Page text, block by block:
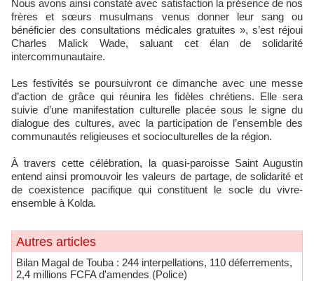
Nous avons ainsi constaté avec satisfaction la présence de nos
frères et sœurs musulmans venus donner leur sang ou
bénéficier des consultations médicales gratuites », s’est réjoui
Charles Malick Wade, saluant cet élan de solidarité
intercommunautaire.
Les festivités se poursuivront ce dimanche avec une messe
d’action de grâce qui réunira les fidèles chrétiens. Elle sera
suivie d’une manifestation culturelle placée sous le signe du
dialogue des cultures, avec la participation de l’ensemble des
communautés religieuses et socioculturelles de la région.
À travers cette célébration, la quasi-paroisse Saint Augustin
entend ainsi promouvoir les valeurs de partage, de solidarité et
de coexistence pacifique qui constituent le socle du vivre-
ensemble à Kolda.
Autres articles
Bilan Magal de Touba : 244 interpellations, 110 déferrements,
2,4 millions FCFA d'amendes (Police)